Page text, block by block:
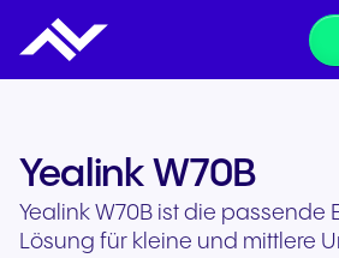
Yealink W70B
Yealink W70B ist die passende
Lösung für kleine und mittlere